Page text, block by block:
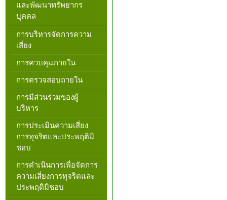
และพัฒนาทรัพยากร
บุคคล
การบริหารจัดการความ
เสี่ยง
การควบคุมภายใน
การตรวจสอบถายใน
การมีส่วนร่วมของผู้
บริหาร
การประเมินความเสี่ยง
การทุจริตและประพฤติมิ
ชอบ
การดำเนินการเพื่อจัดการ
ความเสี่ยงการทุจริตและ
ประพฤติมิชอบ